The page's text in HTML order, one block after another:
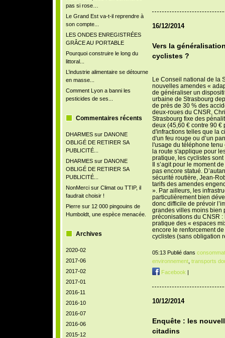
pas si rose…
Le Grand Est va-t-il reprendre à
son compte...
LES ONDES ENREGISTRÉES
GRÂCE AU PORTABLE
Pourquoi construire le long du
littoral...
L’industrie alimentaire se détourne
en masse...
Comment Lyon a banni les
pesticides de ses...
Commentaires récents
DHARMESsur DANONE
OBLIGÉ DE RETIRER SA
PUBLICITÉ...
DHARMESsur DANONE
OBLIGÉ DE RETIRER SA
PUBLICITÉ...
NonMercisur Climat ou TTIP, il
faudrait choisir !
Pierresur 12 000 pingouins de
Humboldt, une espèce menacée.
Archives
2020-02
2017-06
2017-02
2017-01
2016-11
2016-10
2016-07
2016-06
2015-12
16/12/2014
Vers la
cyclistes ?
Le Conseil national de la
nouvelles amendes «
de généraliser un
urbaine de Strasbourg
de près de 30 % des
deux-roues du CNSR,
Strasbourg fixe des
deux (45,60 € contre 90 €
d'infractions telles que la
d'un feu rouge ou d’un
l'usage du téléphone tenu
la route s'applique pour
pratique, les cyclistes
Il s’agit pour le moment
pas encore statué.
sécurité routière, Jean-
tarifs des amendes
». Par ailleurs, les
particulièrement bien
donc difficile de prévoir
grandes villes moins
préconisations du CNSR
pratique des « espaces
encore le renforcement
cyclistes (sans obligation
05:13 Publié dans
environnement, transports
Facebook |
10/12/2014
Enquête : les
citadins